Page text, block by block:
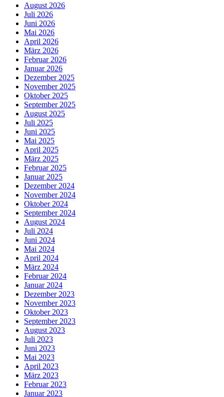
August 2026
Juli 2026
Juni 2026
Mai 2026
April 2026
März 2026
Februar 2026
Januar 2026
Dezember 2025
November 2025
Oktober 2025
September 2025
August 2025
Juli 2025
Juni 2025
Mai 2025
April 2025
März 2025
Februar 2025
Januar 2025
Dezember 2024
November 2024
Oktober 2024
September 2024
August 2024
Juli 2024
Juni 2024
Mai 2024
April 2024
März 2024
Februar 2024
Januar 2024
Dezember 2023
November 2023
Oktober 2023
September 2023
August 2023
Juli 2023
Juni 2023
Mai 2023
April 2023
März 2023
Februar 2023
Januar 2023